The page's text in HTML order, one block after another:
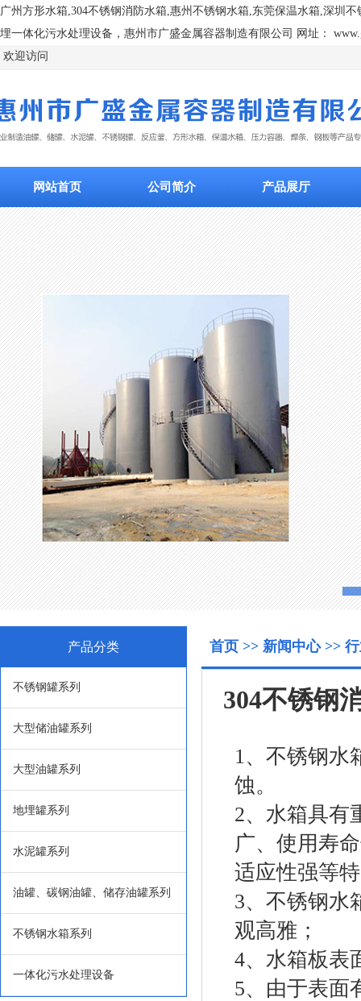
广州方形水箱,304不锈钢消防水箱,惠州不锈钢水箱,东莞保温水箱,深圳
埋一体化污水处理设备，惠州市广盛金属容器制造有限公司 网址：
欢迎访问
网站首页 公司简介 产品展厅
产品分类
不锈钢罐系列
大型储油罐系列
大型油罐系列
地埋罐系列
水泥罐系列
油罐、碳钢油罐、储存油罐系列
不锈钢水箱系列
一体化污水处理设备
首页 >> 新闻中心>>
304不锈钢
1、不锈钢水
蚀。
2、水箱具有
广、使用寿
适应性强等
3、不锈钢水
观高雅；
4、水箱板表
5、由于表面